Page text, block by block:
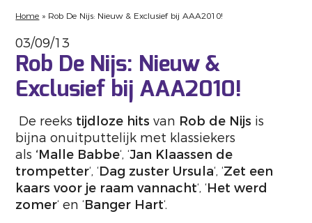
Home » Rob De Nijs: Nieuw & Exclusief bij AAA2010!
03/09/13
Rob De Nijs: Nieuw &
Exclusief bij AAA2010!
De reeks tijdloze hits van Rob de Nijs is
bijna onuitputtelijk met klassiekers
als ‘Malle Babbe‘, ‘Jan Klaassen de
trompetter‘, ‘Dag zuster Ursula‘, ‘Zet een
kaars voor je raam vannacht‘, ‘Het werd
zomer‘ en ‘Banger Hart‘.